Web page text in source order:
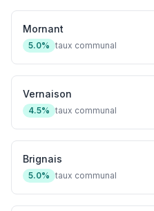
Mornant
5.0% taux communal
Vernaison
4.5% taux communal
Brignais
5.0% taux communal